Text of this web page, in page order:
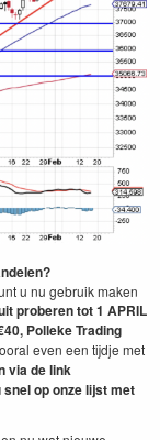
u nu gebruik maken
proberen tot 1 APRIL
Polleke Trading
even een tijdje met
via de link
snel op onze lijst met